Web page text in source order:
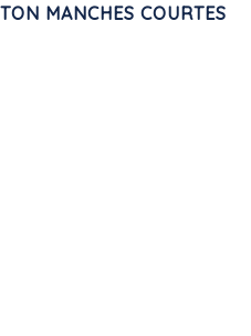
MANCHES COURTES